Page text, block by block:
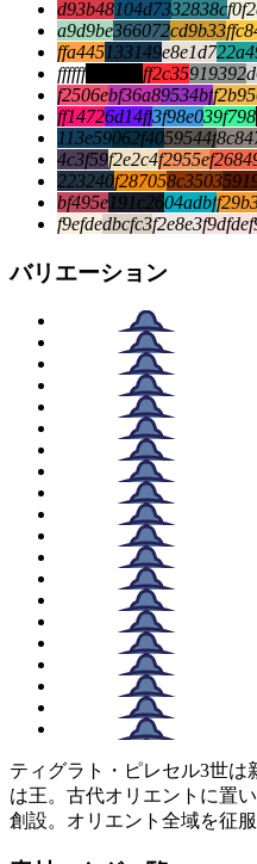
d93b48104d7332838c
a9d9be366072cd9b33
ffa445133149e8e1d7
ffffff
ff2c35919392
f2506ebf36a89534bf
ff14726d14ff3f98e039f798
113e59062f4059544f
4c3f59f2e2c4f2955e
223240f287058c3503
bf495e191c2604adbf
f9efdedbcfc3f2e8e3f9dfde
バリエーション
ティグラト・ピレセル3世は
は王。古代オリエントに置
創設。オリエント全域を征